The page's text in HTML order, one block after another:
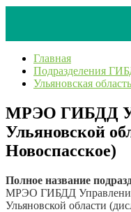
Главная
Подразделения
Ульяновская область
МРЭО ГИБДД
Ульяновской
Новоспасское)
Полное название
МРЭО ГИБДД
Ульяновской области